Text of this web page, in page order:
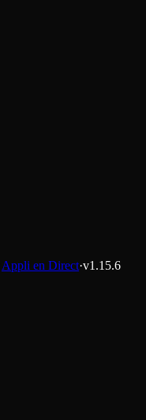
Appli en Direct·v1.15.6